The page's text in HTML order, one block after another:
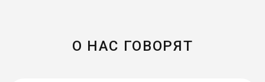
О НАС ГОВОРЯТ